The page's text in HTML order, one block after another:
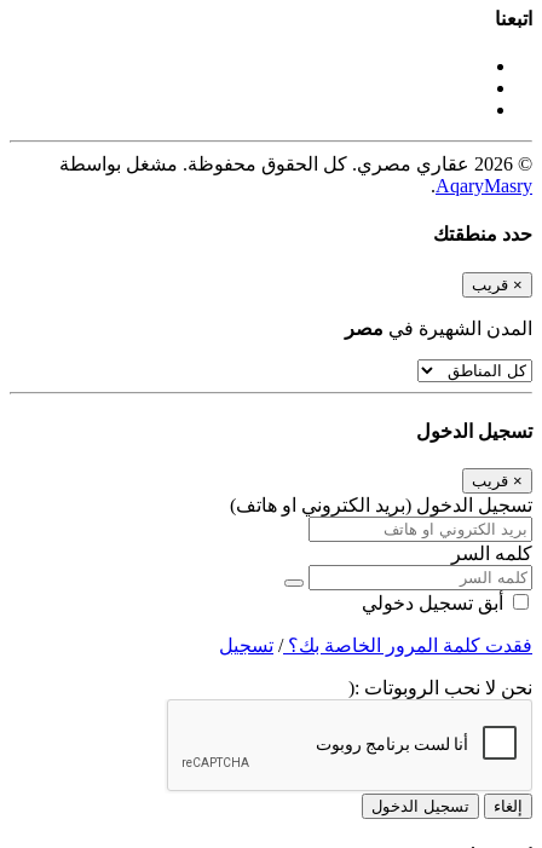
اتبعنا
© 2026 عقاري مصري. كل الحقوق محفوظة. مشغل بواسطة
AqaryMasry
.
حدد منطقتك
× قريب
المدن الشهيرة في مصر
تسجيل الدخول
× قريب
تسجيل الدخول (بريد الكتروني او هاتف)
كلمه السر
أبق تسجيل دخولي
فقدت كلمة المرور الخاصة بك؟/ تسجيل
نحن لا نحب الروبوتات :(
إلغاء تسجيل الدخول